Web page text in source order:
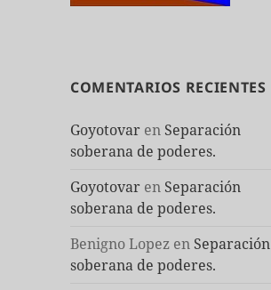
COMENTARIOS RECIENTES
Goyotovar en Separación
soberana de poderes.
Goyotovar en Separación
soberana de poderes.
Benigno Lopez en Separación
soberana de poderes.